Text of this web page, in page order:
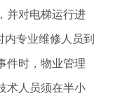
并对电梯运行进
专业维修人员到
件时，物业管理
术人员须在半小